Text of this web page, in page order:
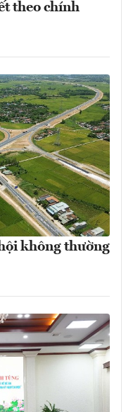
theo chính
không thường